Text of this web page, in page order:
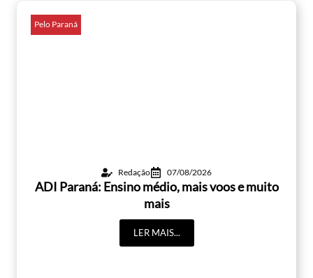
Pelo Paraná
Redação 07/08/2026
ADI Paraná: Ensino médio, mais voos e muito
mais
LER MAIS...